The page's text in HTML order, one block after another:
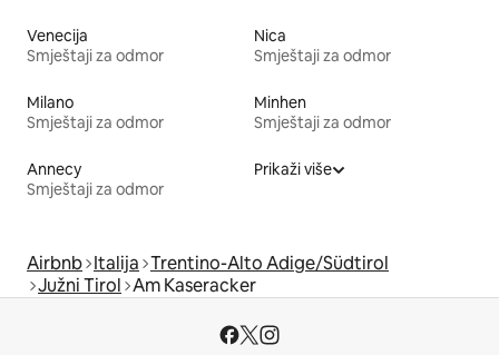
Venecija
Smještaji za odmor
Nica
Smještaji za odmor
Milano
Smještaji za odmor
Minhen
Smještaji za odmor
Annecy
Smještaji za odmor
Prikaži više
Airbnb Italija Trentino-Alto Adige/Südtirol
Južni Tirol Am Kaseracker